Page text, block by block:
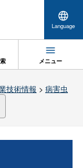
Language
メニュー
技術情報 > 病害虫